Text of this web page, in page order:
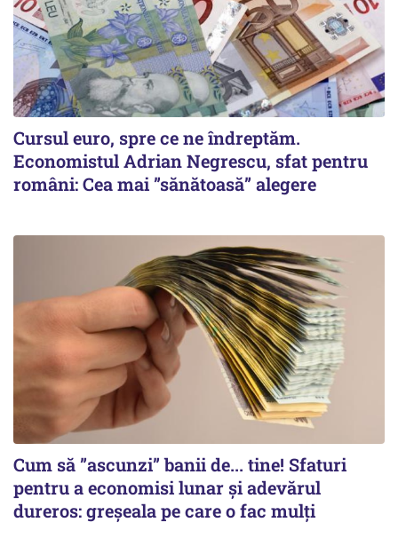
Cursul euro, spre ce ne îndreptăm.
Economistul Adrian Negrescu, sfat pentru
români: Cea mai ”sănătoasă” alegere
Cum să ”ascunzi” banii de... tine! Sfaturi
pentru a economisi lunar și adevărul
dureros: greșeala pe care o fac mulți